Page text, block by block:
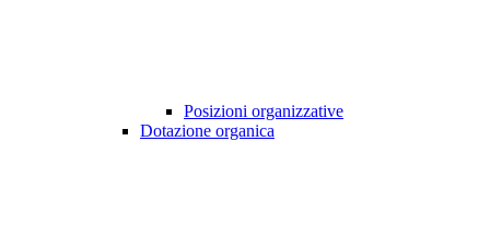
Posizioni organizzative
Dotazione organica